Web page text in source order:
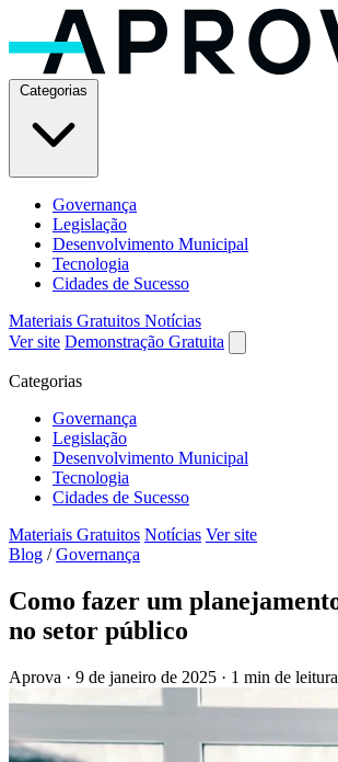
Governança
Legislação
Desenvolvimento Municipal
Tecnologia
Cidades de Sucesso
Materiais Gratuitos Notícias
Ver site Demonstração Gratuita
Categorias
Governança
Legislação
Desenvolvimento Municipal
Tecnologia
Cidades de Sucesso
Materiais Gratuitos Notícias Ver site
Blog / Governança
Como fazer um
no setor público
Aprova · 9 de janeiro de 2025 · 1 min de leitura